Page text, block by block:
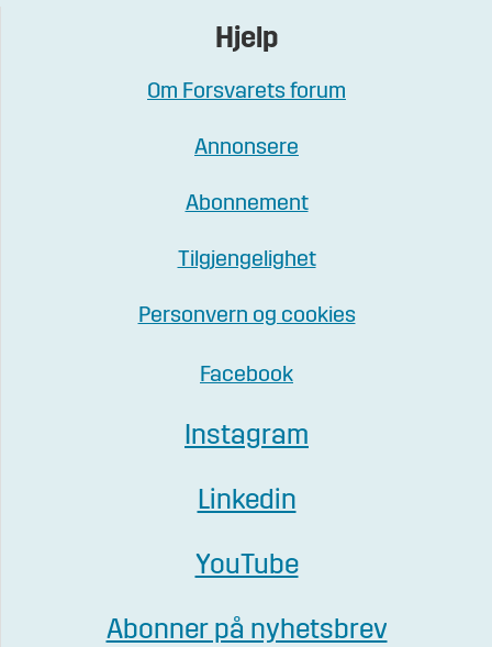
Hjelp
Om Forsvarets forum
Annonsere
Abonnement
Tilgjengelighet
Personvern og cookies
Facebook
Instagram
Linkedin
YouTube
Abonner på nyhetsbrev